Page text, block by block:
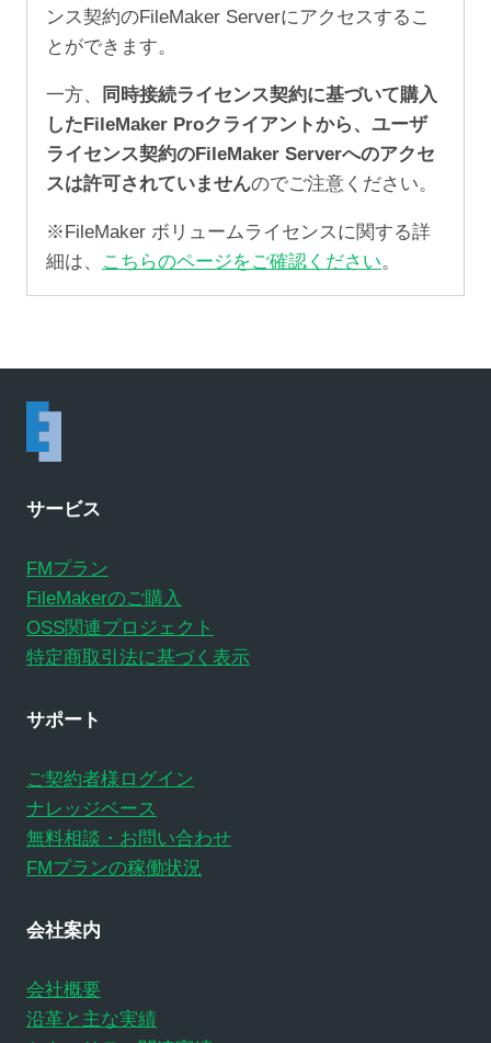
ンス契約のFileMaker Serverにアクセスするこ
とができます。
一方、
同時接続ライセンス契約に基づいて購入
したFileMaker Proクライアントから、ユーザ
ライセンス契約のFileMaker Serverへのアクセ
スは許可されていませんのでご注意ください。
※FileMaker ボリュームライセンスに関する詳
細は、
こちらのページをご確認ください。
サービス
FMプラン
FileMakerのご購入
OSS関連プロジェクト
特定商取引法に基づく表示
サポート
ご契約者様ログイン
ナレッジベース
無料相談・お問い合わせ
FMプランの稼働状況
会社案内
会社概要
沿革と主な実績